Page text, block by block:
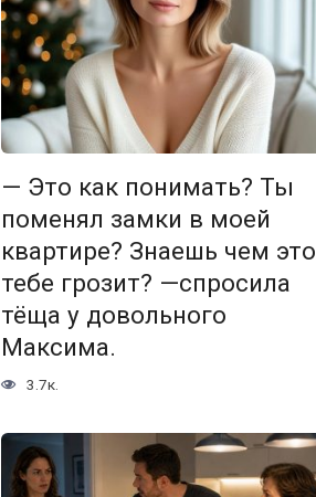
— Это как понимать? Ты
поменял замки в моей
квартире? Знаешь чем это
тебе грозит? —спросила
тёща у довольного
Максима.
3.7к.